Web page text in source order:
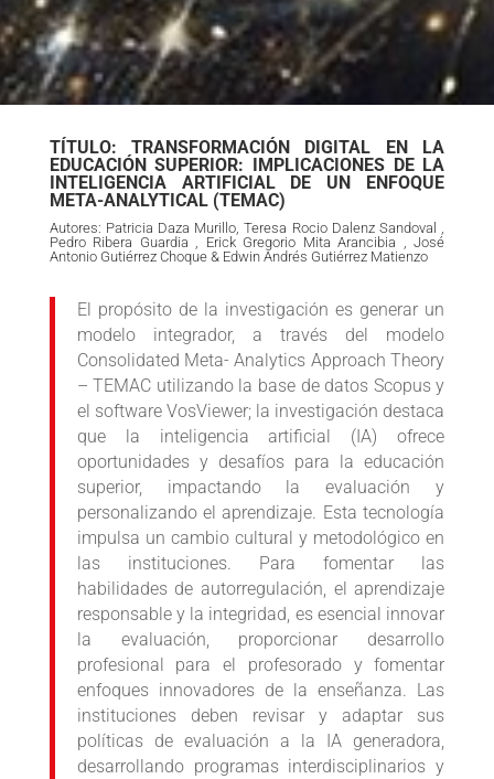
TÍTULO: TRANSFORMACIÓN DIGITAL EN LA
EDUCACIÓN SUPERIOR: IMPLICACIONES DE LA
INTELIGENCIA ARTIFICIAL DE UN ENFOQUE
META-ANALYTICAL (TEMAC)
Autores: Patricia Daza Murillo, Teresa Rocio Dalenz Sandoval ,
Pedro Ribera Guardia , Erick Gregorio Mita Arancibia , José
Antonio Gutiérrez Choque & Edwin Andrés Gutiérrez Matienzo
El propósito de la investigación es generar un
modelo integrador, a través del modelo
Consolidated Meta- Analytics Approach Theory
– TEMAC utilizando la base de datos Scopus y
el software VosViewer; la investigación destaca
que la inteligencia artificial (IA) ofrece
oportunidades y desafíos para la educación
superior, impactando la evaluación y
personalizando el aprendizaje. Esta tecnología
impulsa un cambio cultural y metodológico en
las instituciones. Para fomentar las
habilidades de autorregulación, el aprendizaje
responsable y la integridad, es esencial innovar
la evaluación, proporcionar desarrollo
profesional para el profesorado y fomentar
enfoques innovadores de la enseñanza. Las
instituciones deben revisar y adaptar sus
políticas de evaluación a la IA generadora,
desarrollando programas interdisciplinarios y